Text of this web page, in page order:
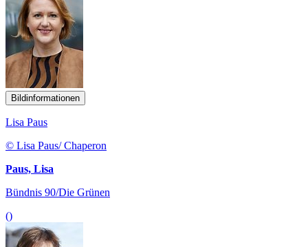
Bildinformationen
Lisa Paus
© Lisa Paus/ Chaperon
Paus, Lisa
Bündnis 90/Die Grünen
()